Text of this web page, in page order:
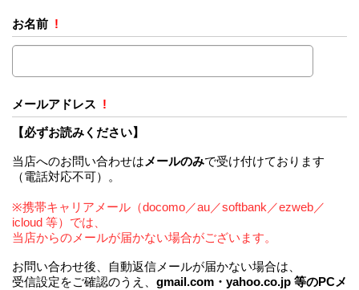
お名前 !
メールアドレス !
【必ずお読みください】
当店へのお問い合わせは メールのみで受け付けております
（電話対応不可）。
※携帯キャリアメール（docomo／au／softbank／ezweb／
icloud 等）では、
当店からのメールが届かない場合がございます。
お問い合わせ後、自動返信メールが届かない場合は、
受信設定をご確認のうえ、 gmail.com・yahoo.co.jp 等のPCメ